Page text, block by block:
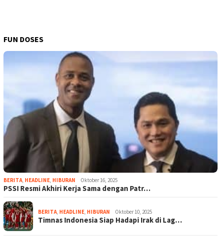
FUN DOSES
BERITA, HEADLINE, HIBURAN Oktober 16, 2025
PSSI Resmi Akhiri Kerja Sama dengan Patr…
BERITA, HEADLINE, HIBURAN Oktober 10, 2025
Timnas Indonesia Siap Hadapi Irak di Lag…